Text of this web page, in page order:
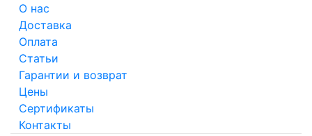
О нас
Доставка
Оплата
Cтатьи
Гарантии и возврат
Цены
Сертификаты
Контакты